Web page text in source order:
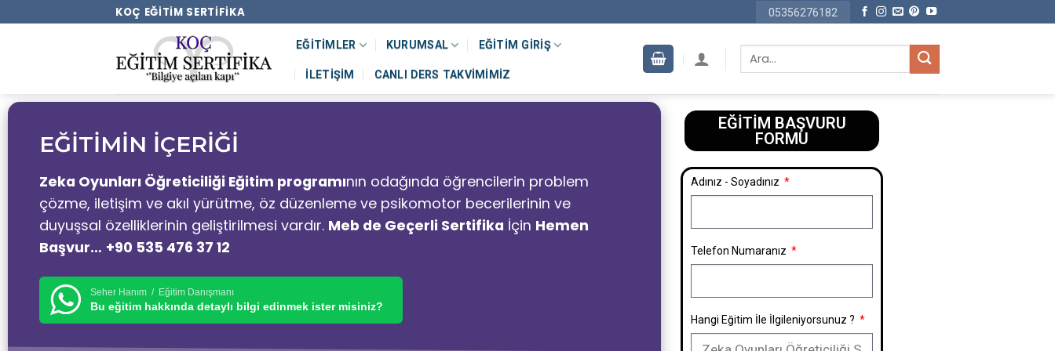
KOÇ EĞITIM SERTIFIKA 05356276182
EĞITIMLER KURUMSAL EĞITIM GIRIŞ
İLETIŞIM CANLI DERS TAKVIMIMIZ
EĞİTİMİN İÇERİĞİ
Zeka Oyunları Öğreticiliği Eğitim programının odağında öğrencilerin problem
çözme, iletişim ve akıl yürütme, öz düzenleme ve psikomotor becerilerinin ve
duyuşsal özelliklerinin geliştirilmesi vardır. Meb de Geçerli Sertifika İçin Hemen
Başvur… +90 535 476 37 12
Seher Hanım / Eğitim Danışmanı
Bu eğitim hakkında detaylı bilgi edinmek ister misiniz?
EĞİTİM BAŞVURU
FORMU​
Adınız - Soyadınız
Telefon Numaranız
Hangi Eğitim İle İlgileniyorsunuz ?